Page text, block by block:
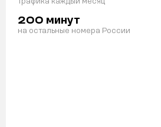
200 минут
на остальные номера России